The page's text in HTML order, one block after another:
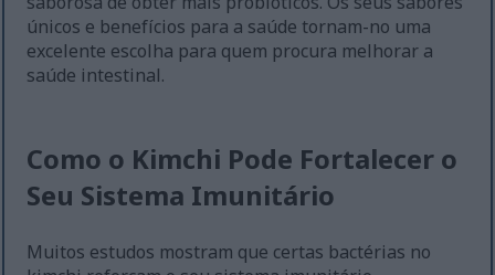
únicos e benefícios para a saúde tornam-no uma
excelente escolha para quem procura melhorar a
saúde intestinal.
Como o Kimchi Pode Fortalecer o
Seu Sistema Imunitário
Muitos estudos mostram que certas bactérias no